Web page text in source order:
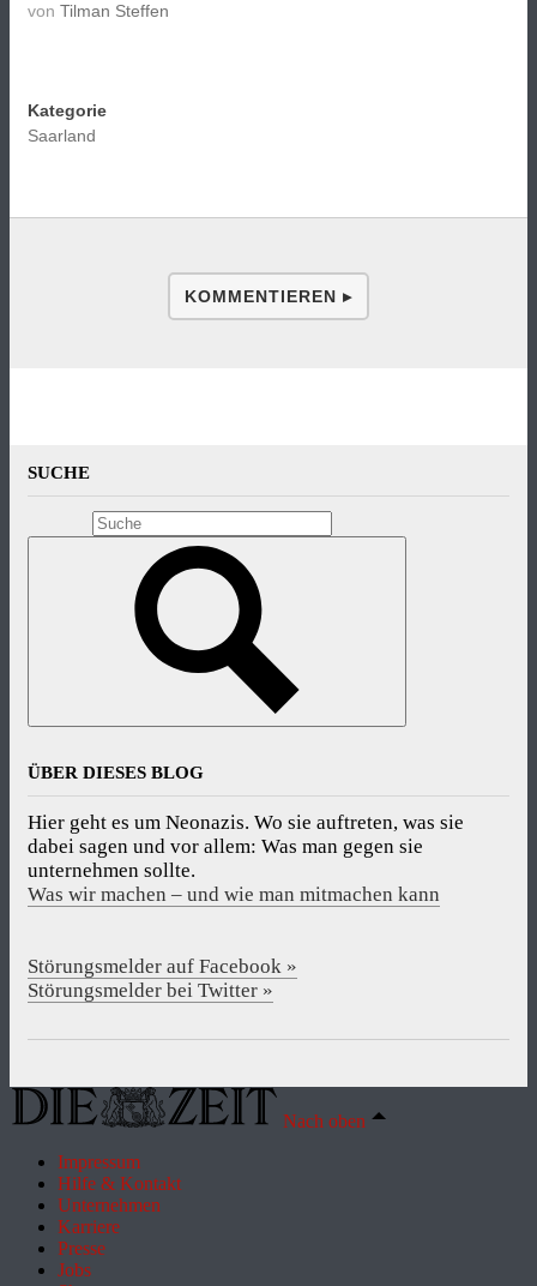
von Tilman Steffen
Kategorie
Saarland
KOMMENTIEREN ▸
SUCHE
ÜBER DIESES BLOG
Hier geht es um Neonazis. Wo sie auftreten, was sie
dabei sagen und vor allem: Was man gegen sie
unternehmen sollte.
Was wir machen – und wie man mitmachen kann
Störungsmelder auf Facebook »
Störungsmelder bei Twitter »
Nach oben
Impressum
Hilfe & Kontakt
Unternehmen
Karriere
Presse
Jobs